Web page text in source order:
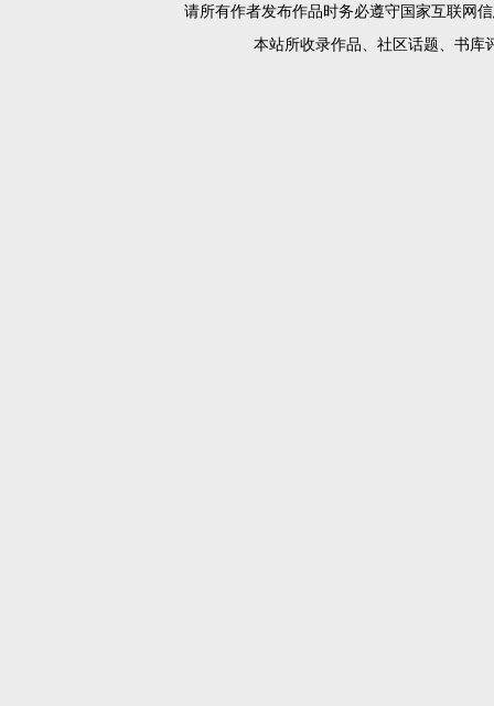
请所有作者发布作品时务必遵守国家互联网
本站所收录作品、社区话题、书库